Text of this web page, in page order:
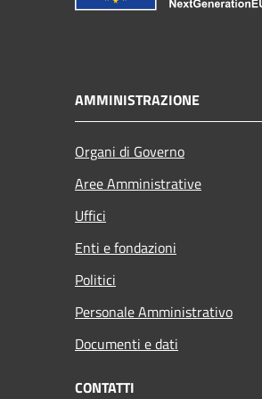
AMMINISTRAZIONE
Organi di Governo
Aree Amministrative
Uffici
Enti e fondazioni
Politici
Personale Amministrativo
Documenti e dati
CONTATTI